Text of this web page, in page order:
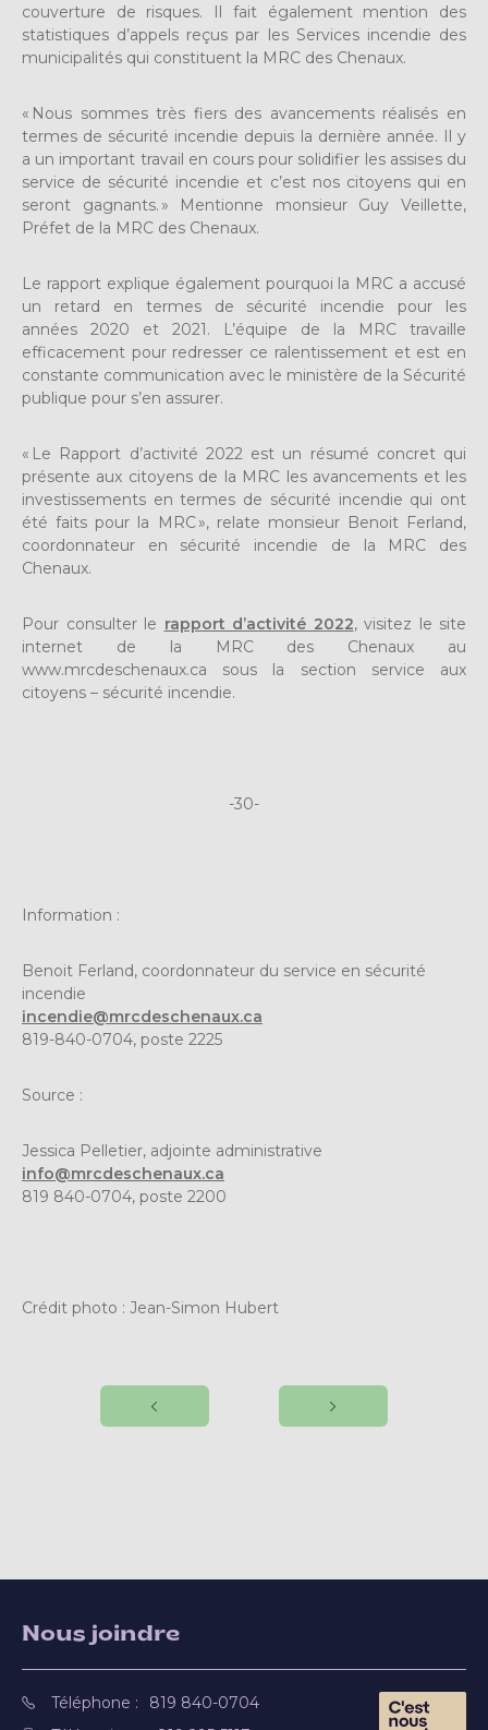
couverture de risques. Il fait également mention des
statistiques d’appels reçus par les Services incendie des
municipalités qui constituent la MRC des Chenaux.
« Nous sommes très fiers des avancements réalisés en
termes de sécurité incendie depuis la dernière année. Il y
a un important travail en cours pour solidifier les assises du
service de sécurité incendie et c’est nos citoyens qui en
seront gagnants. » Mentionne monsieur Guy Veillette,
Préfet de la MRC des Chenaux.
Le rapport explique également pourquoi la MRC a accusé
un retard en termes de sécurité incendie pour les
années 2020 et 2021. L’équipe de la MRC travaille
efficacement pour redresser ce ralentissement et est en
constante communication avec le ministère de la Sécurité
publique pour s’en assurer.
« Le Rapport d’activité 2022 est un résumé concret qui
présente aux citoyens de la MRC les avancements et les
investissements en termes de sécurité incendie qui ont
été faits pour la MRC », relate monsieur Benoit Ferland,
coordonnateur en sécurité incendie de la MRC des
Chenaux.
Pour consulter le rapport d’activité 2022, visitez le site
internet de la MRC des Chenaux au
www.mrcdeschenaux.ca sous la section service aux
citoyens – sécurité incendie.
-30-
Information :
Benoit Ferland, coordonnateur du service en sécurité
incendie
incendie@mrcdeschenaux.ca
819-840-0704, poste 2225
Source :
Jessica Pelletier, adjointe administrative
info@mrcdeschenaux.ca
819 840-0704, poste 2200
Crédit photo : Jean-Simon Hubert
Nous joindre
Téléphone :
819 840-0704